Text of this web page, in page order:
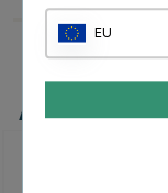
Andere
EU